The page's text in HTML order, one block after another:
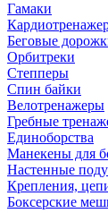
Гамаки
Беговые
Орбитреки
Степперы
Спин байки
Велотренажеры
Гребные
Единоборства
Манекены для
Настенные
Крепления,
Боксерские